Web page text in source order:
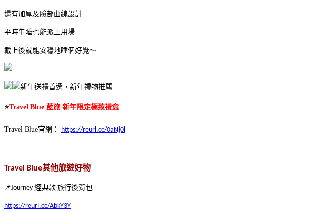
還有加厚及臉部曲線設計
平時午睡也能派上用場
戴上後就能安穩地睡個好覺～
新年送禮首選，新年禮物推薦
⭐Travel Blue 藍旅 新年限定極致禮盒
Travel Blue官網： https://reurl.cc/0aNj0l
Travel Blue其他旅遊好物
📌Journey 經典款 旅行後背包
https://reurl.cc/AbkY3Y